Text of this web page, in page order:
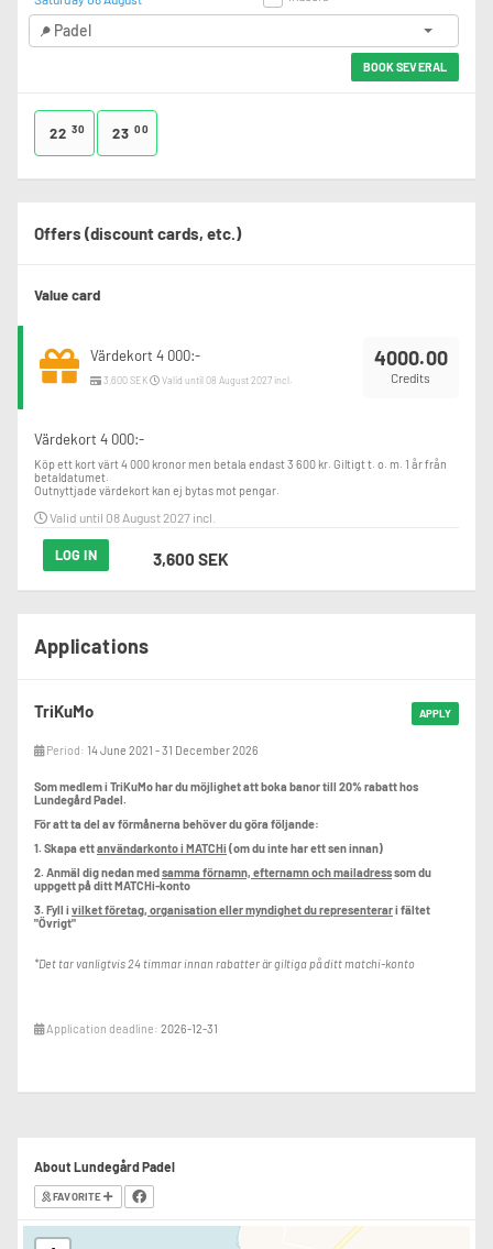
Padel
BOOK SEVERAL
22 30 23 00
Offers (discount cards, etc.)
Value card
4000.00
Credits
Värdekort 4 000:-
3,600 SEK Valid until 08 August 2027 incl.
Värdekort 4 000:-
Köp ett kort värt 4 000 kronor men betala endast 3 600 kr. Giltigt t. o. m. 1 år från
betaldatumet.
Outnyttjade värdekort kan ej bytas mot pengar.
Valid until 08 August 2027 incl.
LOG IN 3,600 SEK
Applications
APPLY
TriKuMo
Period: 14 June 2021 - 31 December 2026
Som medlem i TriKuMo har du möjlighet att boka banor till 20% rabatt hos
Lundegård Padel.
För att ta del av förmånerna behöver du göra följande:
1. Skapa ettanvändarkonto i MATCHi (om du inte har ett sen innan)
2. Anmäl dig nedan medsamma förnamn, efternamn och mailadresssom du
uppgett på ditt MATCHi-konto
3. Fyll i vilket företag, organisation eller myndighet du representerari fältet
"Övrigt"
*Det tar vanligtvis 24 timmar innan rabatter är giltiga på ditt matchi-konto
Application deadline: 2026-12-31
About Lundegård Padel
FAVORITE